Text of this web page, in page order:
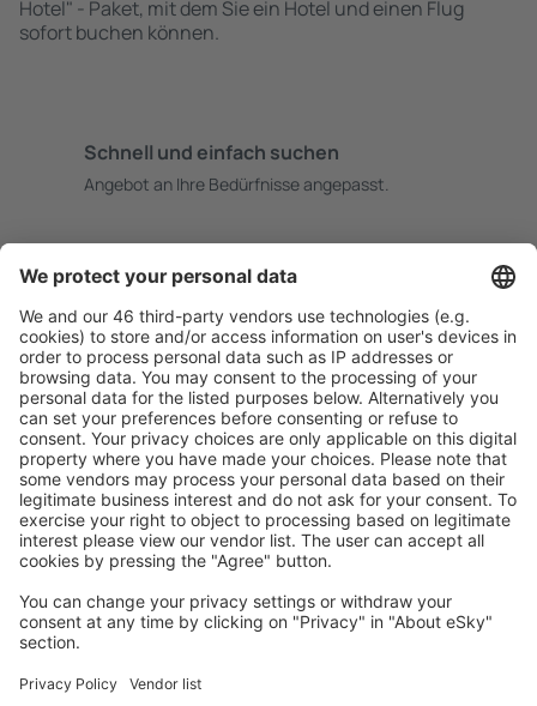
Hotel" - Paket, mit dem Sie ein Hotel und einen Flug
sofort buchen können.
Schnell und einfach suchen
Angebot an Ihre Bedürfnisse angepasst.
Buchen ohne Sorgen mit einer kostenlosen
Stornierungsoption.
Mehr sparen
Attraktive Preise und Spezialangebote für eingeloggte
Benutzer.
Unterkünfte, die Sie mögen
Wählen Sie aus über 1,3 Millionen Unterkünften: Hotels,
Hütten, Apartments und andere.
Meist gesuchte Hotels von eSky-Nutzern
Hotels in Großbritannien - Beliebte Städte